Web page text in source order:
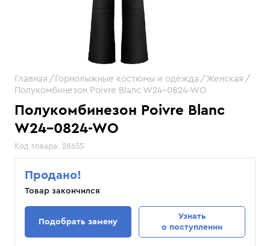
Полукомбинезон Poivre Blanc
W24-0824-WO
Код товара: 28655
Главная Горнолыжные костюмы и одежда
Женская
Полукомбинезон Poivre Blanc W24-0824-WO
Продано!
Товар закончился
Подобрать замену
Узнать
о поступлении